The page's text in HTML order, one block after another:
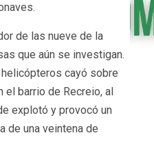
de las nueve de la
que aún se investigan.
cayó sobre
el barrio de Recreio, al
explotó y provocó un
de una veintena de